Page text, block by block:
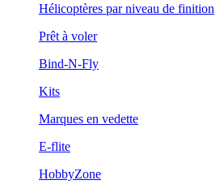
Hélicoptères par niveau de finition
Prêt à voler
Bind-N-Fly
Kits
Marques en vedette
E-flite
HobbyZone